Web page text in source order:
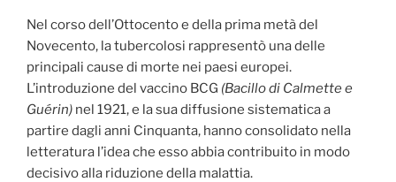
Nel corso dell’Ottocento e della prima metà del
Novecento, la tubercolosi rappresentò una delle
principali cause di morte nei paesi europei.
L’introduzione del vaccino BCG (Bacillo di Calmette e
Guérin) nel 1921, e la sua diffusione sistematica a
partire dagli anni Cinquanta, hanno consolidato nella
letteratura l’idea che esso abbia contribuito in modo
decisivo alla riduzione della malattia.